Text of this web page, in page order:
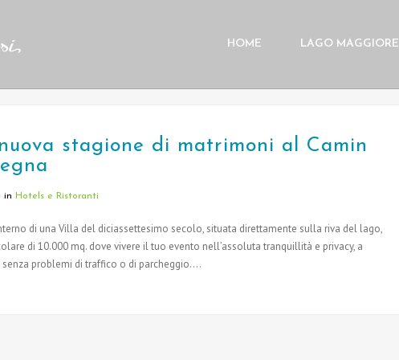
HOME LAGO MAGGIORE
stagione di matrimoni al Camin
in Hotels e Ristoranti
di una Villa del diciassettesimo secolo, situata direttamente sulla riva del lago,
di 10.000 mq. dove vivere il tuo evento nell’assoluta tranquillità e privacy, a
problemi di traffico o di parcheggio....